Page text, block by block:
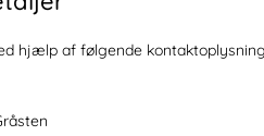
hjælp af følgende